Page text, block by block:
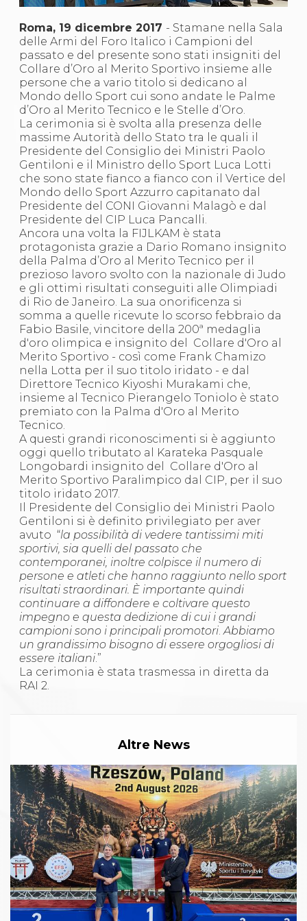
S'istrumpa
News
Calendario Attività
Difesa Personale MGA
La disciplina
News
Merchandising
Mappa del sito
Cerca
Contatti
News
Cookies Accept
Newsletter
Catalogo formativo
Webinar
Corsi Monotematici
Corsi di Specializzazione
Corsi FIJLKAM-FISDIR
Corsi Preparatore Fisico
Edutraining class - Didattica infantile
Corso dirigenti sportivi
Corso Direttore di Gara
Abilitazioni
Sportello Fiscale
News
Modulistica
FAQ
Quesiti fiscali
Sostenibilità
Documenti
Roma, 19 dicembre 2017 - Stamane nella Sala
delle Armi del Foro Italico i Campioni del
passato e del presente sono stati insigniti del
Collare d’Oro al Merito Sportivo insieme alle
persone che a vario titolo si dedicano al
Mondo dello Sport cui sono andate le Palme
d’Oro al Merito Tecnico e le Stelle d’Oro.
La cerimonia si è svolta alla presenza delle
massime Autorità dello Stato tra le quali il
Presidente del Consiglio dei Ministri Paolo
Gentiloni e il Ministro dello Sport Luca Lotti
che sono state fianco a fianco con il Vertice del
Mondo dello Sport Azzurro capitanato dal
Presidente del CONI Giovanni Malagò e dal
Presidente del CIP Luca Pancalli.
Ancora una volta la FIJLKAM è stata
protagonista grazie a Dario Romano insignito
della Palma d’Oro al Merito Tecnico per il
prezioso lavoro svolto con la nazionale di Judo
e gli ottimi risultati conseguiti alle Olimpiadi
di Rio de Janeiro. La sua onorificenza si
somma a quelle ricevute lo scorso febbraio da
Fabio Basile, vincitore della 200ª medaglia
d'oro olimpica e insignito del Collare d'Oro al
Merito Sportivo - così come Frank Chamizo
nella Lotta per il suo titolo iridato - e dal
Direttore Tecnico Kiyoshi Murakami che,
insieme al Tecnico Pierangelo Toniolo è stato
premiato con la Palma d'Oro al Merito
Tecnico.
A questi grandi riconoscimenti si è aggiunto
oggi quello tributato al Karateka Pasquale
Longobardi insignito del Collare d'Oro al
Merito Sportivo Paralimpico dal CIP, per il suo
titolo iridato 2017.
Il Presidente del Consiglio dei Ministri Paolo
Gentiloni si è definito privilegiato per aver
avuto “la possibilità di vedere tantissimi miti
sportivi, sia quelli del passato che
contemporanei, inoltre colpisce il numero di
persone e atleti che hanno raggiunto nello sport
risultati straordinari. È importante quindi
continuare a diffondere e coltivare questo
impegno e questa dedizione di cui i grandi
campioni sono i principali promotori.Abbiamo
un grandissimo bisogno di essere orgogliosi di
essere italiani.”
La cerimonia è stata trasmessa in diretta da
RAI 2.
Altre News